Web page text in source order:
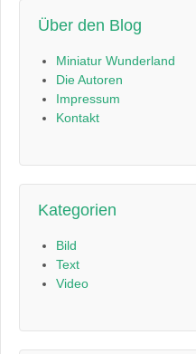
Über den Blog
Miniatur Wunderland
Die Autoren
Impressum
Kontakt
Kategorien
Bild
Text
Video